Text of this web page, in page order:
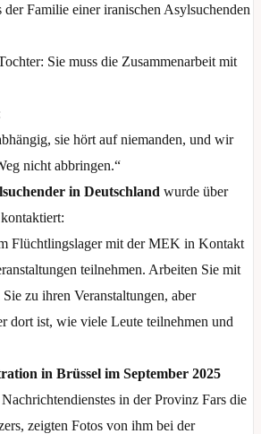
der Familie einer iranischen Asylsuchenden
Sie muss die Zusammenarbeit mit
sie hört auf niemanden, und wir
nicht abbringen.“
in Deutschland wurde über
Flüchtlingslager mit der MEK in Kontakt
teilnehmen. Arbeiten Sie mit
zu ihren Veranstaltungen, aber
dort ist, wie viele Leute teilnehmen und
in Brüssel im September 2025
in der Provinz Fars die
zeigten Fotos von ihm bei der